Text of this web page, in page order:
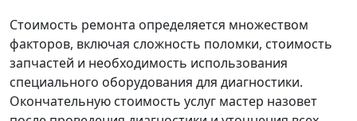
Стоимость ремонта определяется множеством
факторов, включая сложность поломки, стоимость
запчастей и необходимость использования
специального оборудования для диагностики.
Окончательную стоимость услуг мастер назовет